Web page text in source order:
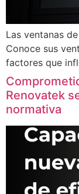
Las ventanas
Conoce sus
factores que
Renovatek
normativa